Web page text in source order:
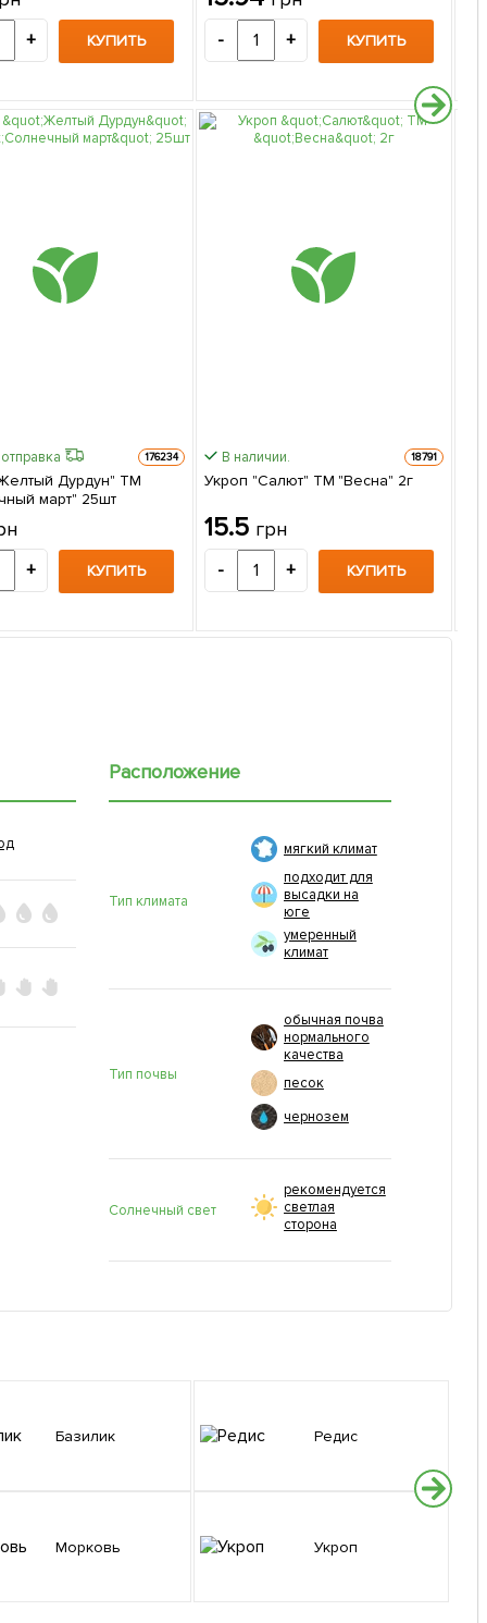
+ КУПИТЬ - + КУПИТЬ
176234
Дурдун" ТМ
март" 25шт
+ КУПИТЬ
В наличии. 18791
Укроп "Салют" ТМ "Весна" 2г
15.5 грн
- + КУПИТЬ
Расположение
Тип климата
мягкий климат
подходит для
высадки на
юге
умеренный
климат
Тип почвы
обычная почва
нормального
качества
песок
чернозем
Солнечный свет
рекомендуется
светлая
сторона
Базилик
Морковь
Редис
Укроп